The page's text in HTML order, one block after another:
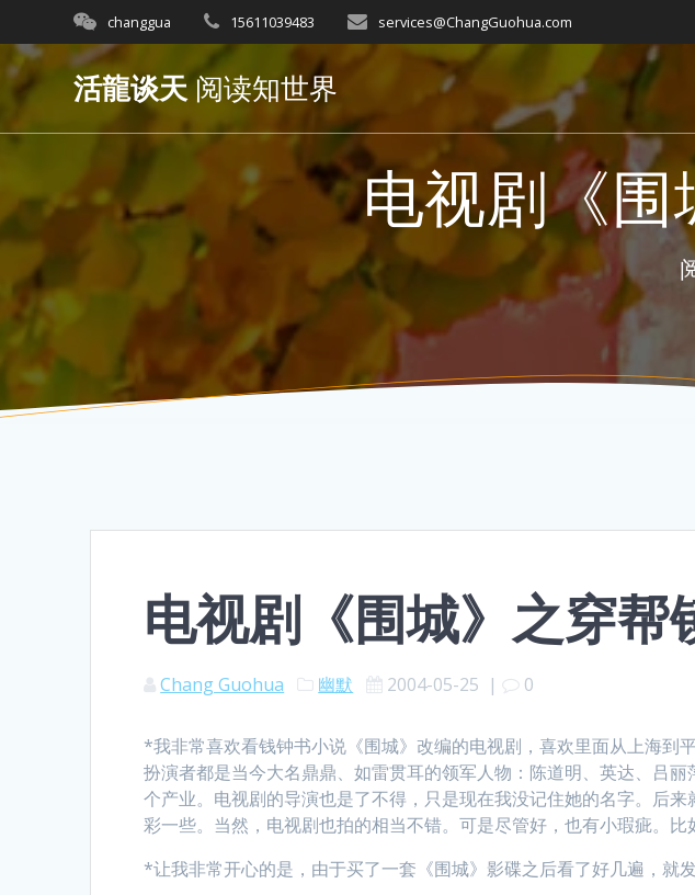
to
content
changgua 15611039483 services@ChangGuohua.com
活龍谈天阅读知世界
电视剧《
电视剧《围城》之穿帮
Chang Guohua 幽默 2004-05-25 | 0
*我非常喜欢看钱钟书小说《围城》改编的电视剧，喜欢里面从上海到
扮演者都是当今大名鼎鼎、如雷贯耳的领军人物：陈道明、英达、吕
个产业。电视剧的导演也是了不得，只是现在我没记住她的名字。后
彩一些。当然，电视剧也拍的相当不错。可是尽管好，也有小瑕疵。
*让我非常开心的是，由于买了一套《围城》影碟之后看了好几遍，就